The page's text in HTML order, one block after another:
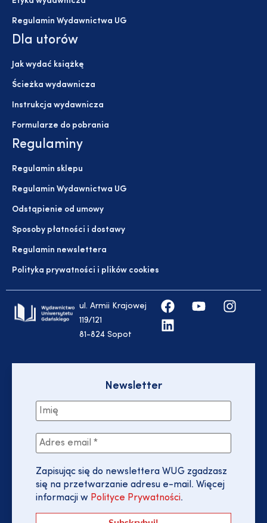
Regulamin Wydawnictwa UG
Dla utorów
Jak wydać książkę
Ścieżka wydawnicza
Instrukcja wydawnicza
Formularze do pobrania
Regulaminy
Regulamin sklepu
Regulamin Wydawnictwa UG
Odstąpienie od umowy
Sposoby płatności i dostawy
Regulamin newslettera
Polityka prywatności i plików cookies
ul. Armii Krajowej
119/121
81-824 Sopot
Newsletter
Zapisując się do newslettera WUG zgadzasz
się na przetwarzanie adresu e-mail. Więcej
informacji w Polityce Prywatności.